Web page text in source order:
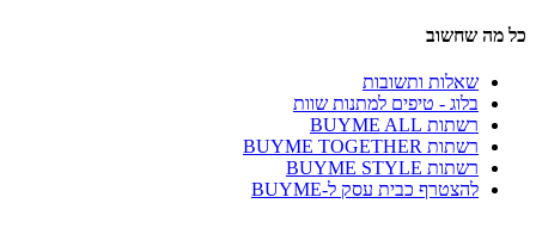
כל מה שחשוב
שאלות ותשובות
בלוג - טיפים למתנות שוות
רשתות BUYME ALL
רשתות BUYME TOGETHER
רשתות BUYME STYLE
להצטרף כבית עסק ל-BUYME